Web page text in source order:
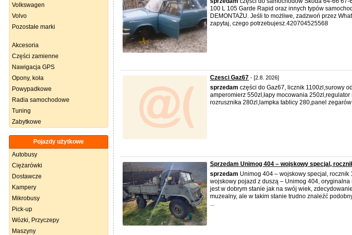
Volkswagen
Volvo
Pozostałe marki
Akcesoria
Części zamienne
Nawigacja GPS
Opony, koła
Powypadkowe
Radia samochodowe
Tuning
Zabytkowe
Pojazdy użytkowe
Autobusy
Ciężarówki
Dostawcze
Kampery
Mikrobusy
Pick-up
Wózki, Przyczepy
Maszyny
100 L 105 Garde Rapid oraz innych typów
DEMONTAŻU. Jeśli to możliwe, zadzwoń przez
zapytaj, czego potrzebujesz.420704525568
Czesci Gaz67 - [2.8. 2026]
sprzedam części do Gaz67, licznik 1100zl,surowy
amperomierz 550zl,łapy mocowania
rozrusznika 280zl,lampka tablicy 280,panel
Sprzedam Unimog 404 – wojskowy specjal,
sprzedam Unimog 404 – wojskowy specjal, rocznik
wojskowy pojazd z duszą – Unimog 404, oryginalna
jest w dobrym stanie jak na swój wiek,
muzealny, ale w takim stanie trudno znaleźć
...